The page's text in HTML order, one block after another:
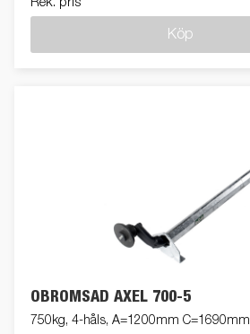
Köp
OBROMSAD AXEL 700-5
750kg, 4-håls, A=1200mm C=1690mm